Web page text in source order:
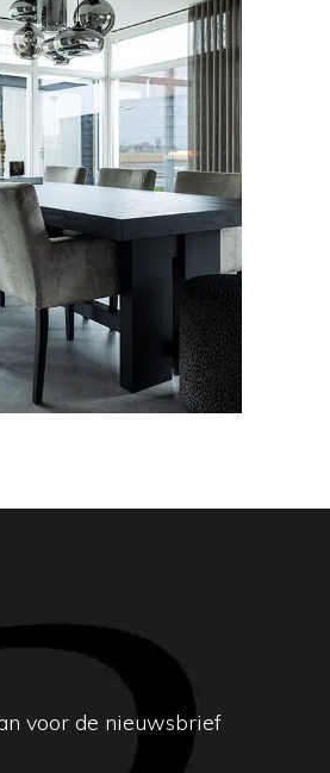
EETTAFELS
Jouri
voor de nieuwsbrief